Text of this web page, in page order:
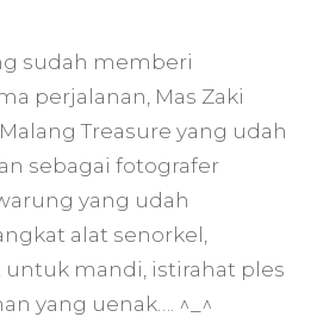
sudah memberi
perjalanan, Mas Zaki
Treasure yang udah
sebagai fotografer
yang udah
alat senorkel,
mandi, istirahat ples
yang uenak…. ^_^